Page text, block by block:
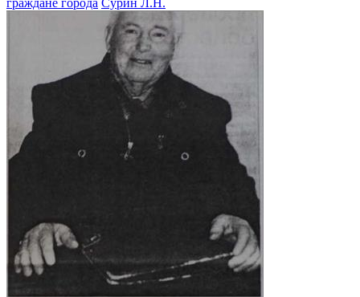
граждане города Сурин Л.Н.